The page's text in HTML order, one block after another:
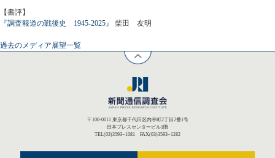
【書評】
『調査報道の戦後史 1945-2025』
柴田 友明
過去のメディア展望一覧
〒100-0011 東京都千代田区内幸町2丁目2番1号
日本プレスセンタービル1階
TEL(03)3593−1081 FAX(03)3593−1282